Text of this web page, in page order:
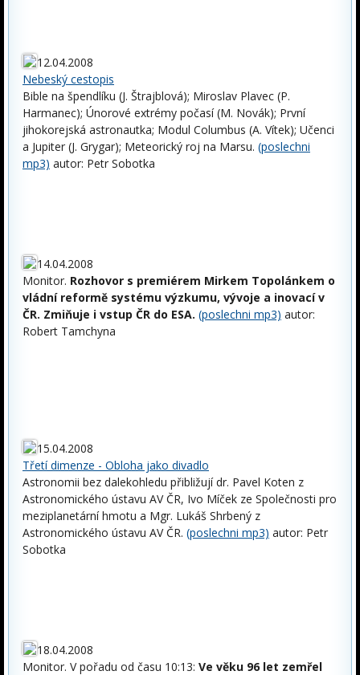
12.04.2008
Nebeský cestopis
Bible na špendlíku (J. Štrajblová); Miroslav Plavec (P.
Harmanec); Únorové extrémy počasí (M. Novák); První
jihokorejská astronautka; Modul Columbus (A. Vítek); Učenci
a Jupiter (J. Grygar); Meteorický roj na Marsu. (poslechni
mp3) autor: Petr Sobotka
14.04.2008
Monitor. Rozhovor s premiérem Mirkem Topolánkem o
vládní reformě systému výzkumu, vývoje a inovací v
ČR. Zmiňuje i vstup ČR do ESA. (poslechni mp3) autor:
Robert Tamchyna
15.04.2008
Třetí dimenze - Obloha jako divadlo
Astronomii bez dalekohledu přibližují dr. Pavel Koten z
Astronomického ústavu AV ČR, Ivo Míček ze Společnosti pro
meziplanetární hmotu a Mgr. Lukáš Shrbený z
Astronomického ústavu AV ČR. (poslechni mp3) autor: Petr
Sobotka
18.04.2008
Monitor. V pořadu od času 10:13: Ve věku 96 let zemřel